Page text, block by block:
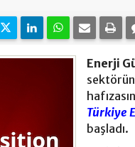
Enerji
Türkiye
başladı.